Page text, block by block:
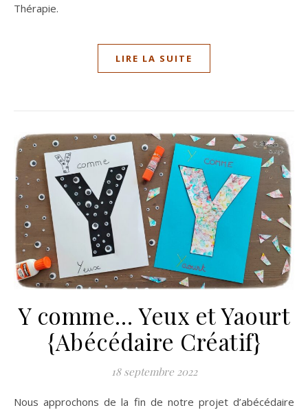
Thérapie.
LIRE LA SUITE
Y comme… Yeux et Yaourt
{Abécédaire Créatif}
18 septembre 2022
Nous approchons de la fin de notre projet d’abécédaire